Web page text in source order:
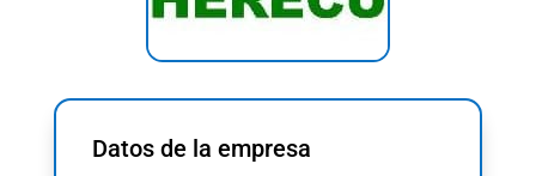
Datos de la empresa